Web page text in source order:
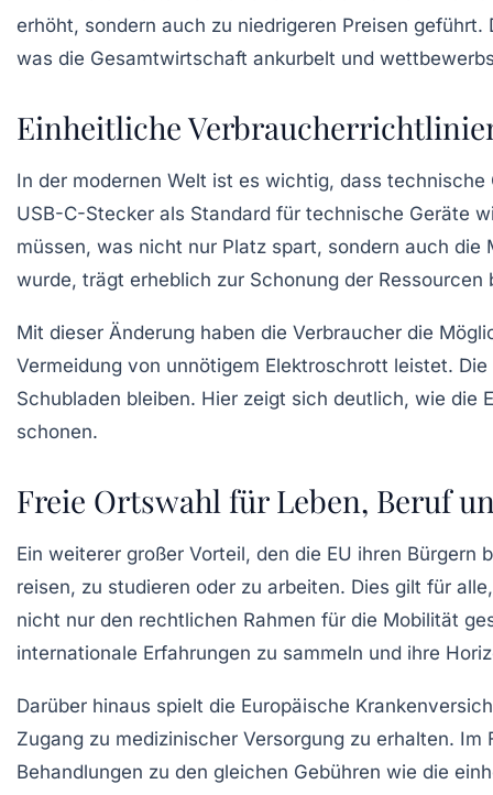
erhöht, sondern auch zu niedrigeren Preisen
was die Gesamtwirtschaft ankurbelt und
Einheitliche
In der modernen Welt ist es wichtig, dass
USB-C-Stecker als Standard für technische Geräte
müssen, was nicht nur Platz spart, sondern auch die
wurde, trägt erheblich zur Schonung der Ressourcen
Mit dieser Änderung haben die Verbraucher die
Vermeidung von unnötigem Elektroschrott leistet.
Schubladen bleiben. Hier zeigt sich deutlich, wie die
schonen.
Freie Ortswahl für Leben, Beruf
Ein weiterer großer Vorteil, den die EU ihren Bürgern
reisen, zu studieren oder zu arbeiten. Dies gilt für
nicht nur den rechtlichen Rahmen für die Mobilität
internationale Erfahrungen zu sammeln und ihre
Darüber hinaus spielt die Europäische
Zugang zu medizinischer Versorgung zu erhalten.
Behandlungen zu den gleichen Gebühren wie die